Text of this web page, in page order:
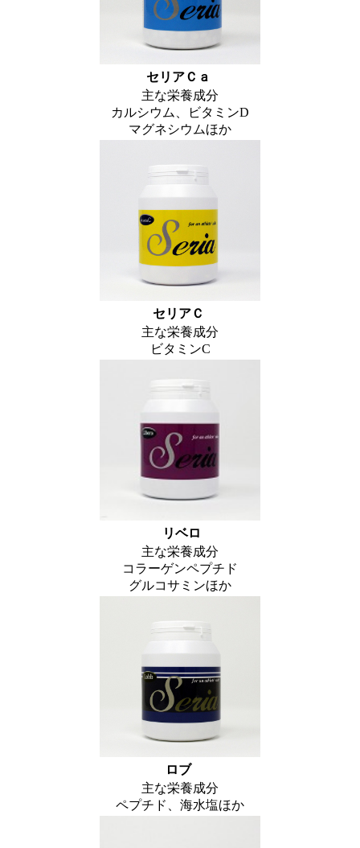
セリアＣａ
主な栄養成分
カルシウム、ビタミンD
マグネシウムほか
セリアＣ
主な栄養成分
ビタミンC
リベロ
主な栄養成分
コラーゲンペプチド
グルコサミンほか
ロブ
主な栄養成分
ペプチド、海水塩ほか